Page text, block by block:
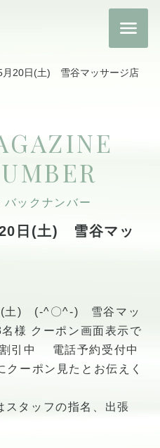
月20日(土) 雪谷マッサージ店
バックナンバー
日(土) 雪谷マッ
(土) (-^〇^-) 雪谷マッ
様 クーポン画面表示で
引中 電話予約受付中
ーポン見たとお伝えく
スタッフの指名、出張